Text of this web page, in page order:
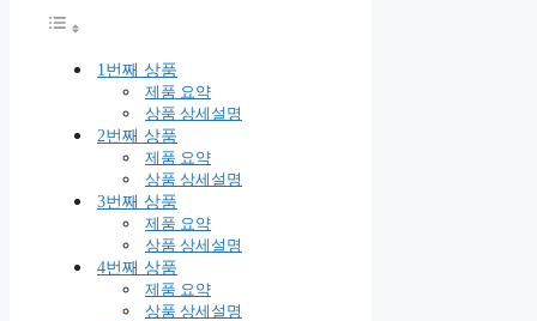
1번째 상품
제품 요약
상품 상세설명
2번째 상품
제품 요약
상품 상세설명
3번째 상품
제품 요약
상품 상세설명
4번째 상품
제품 요약
상품 상세설명